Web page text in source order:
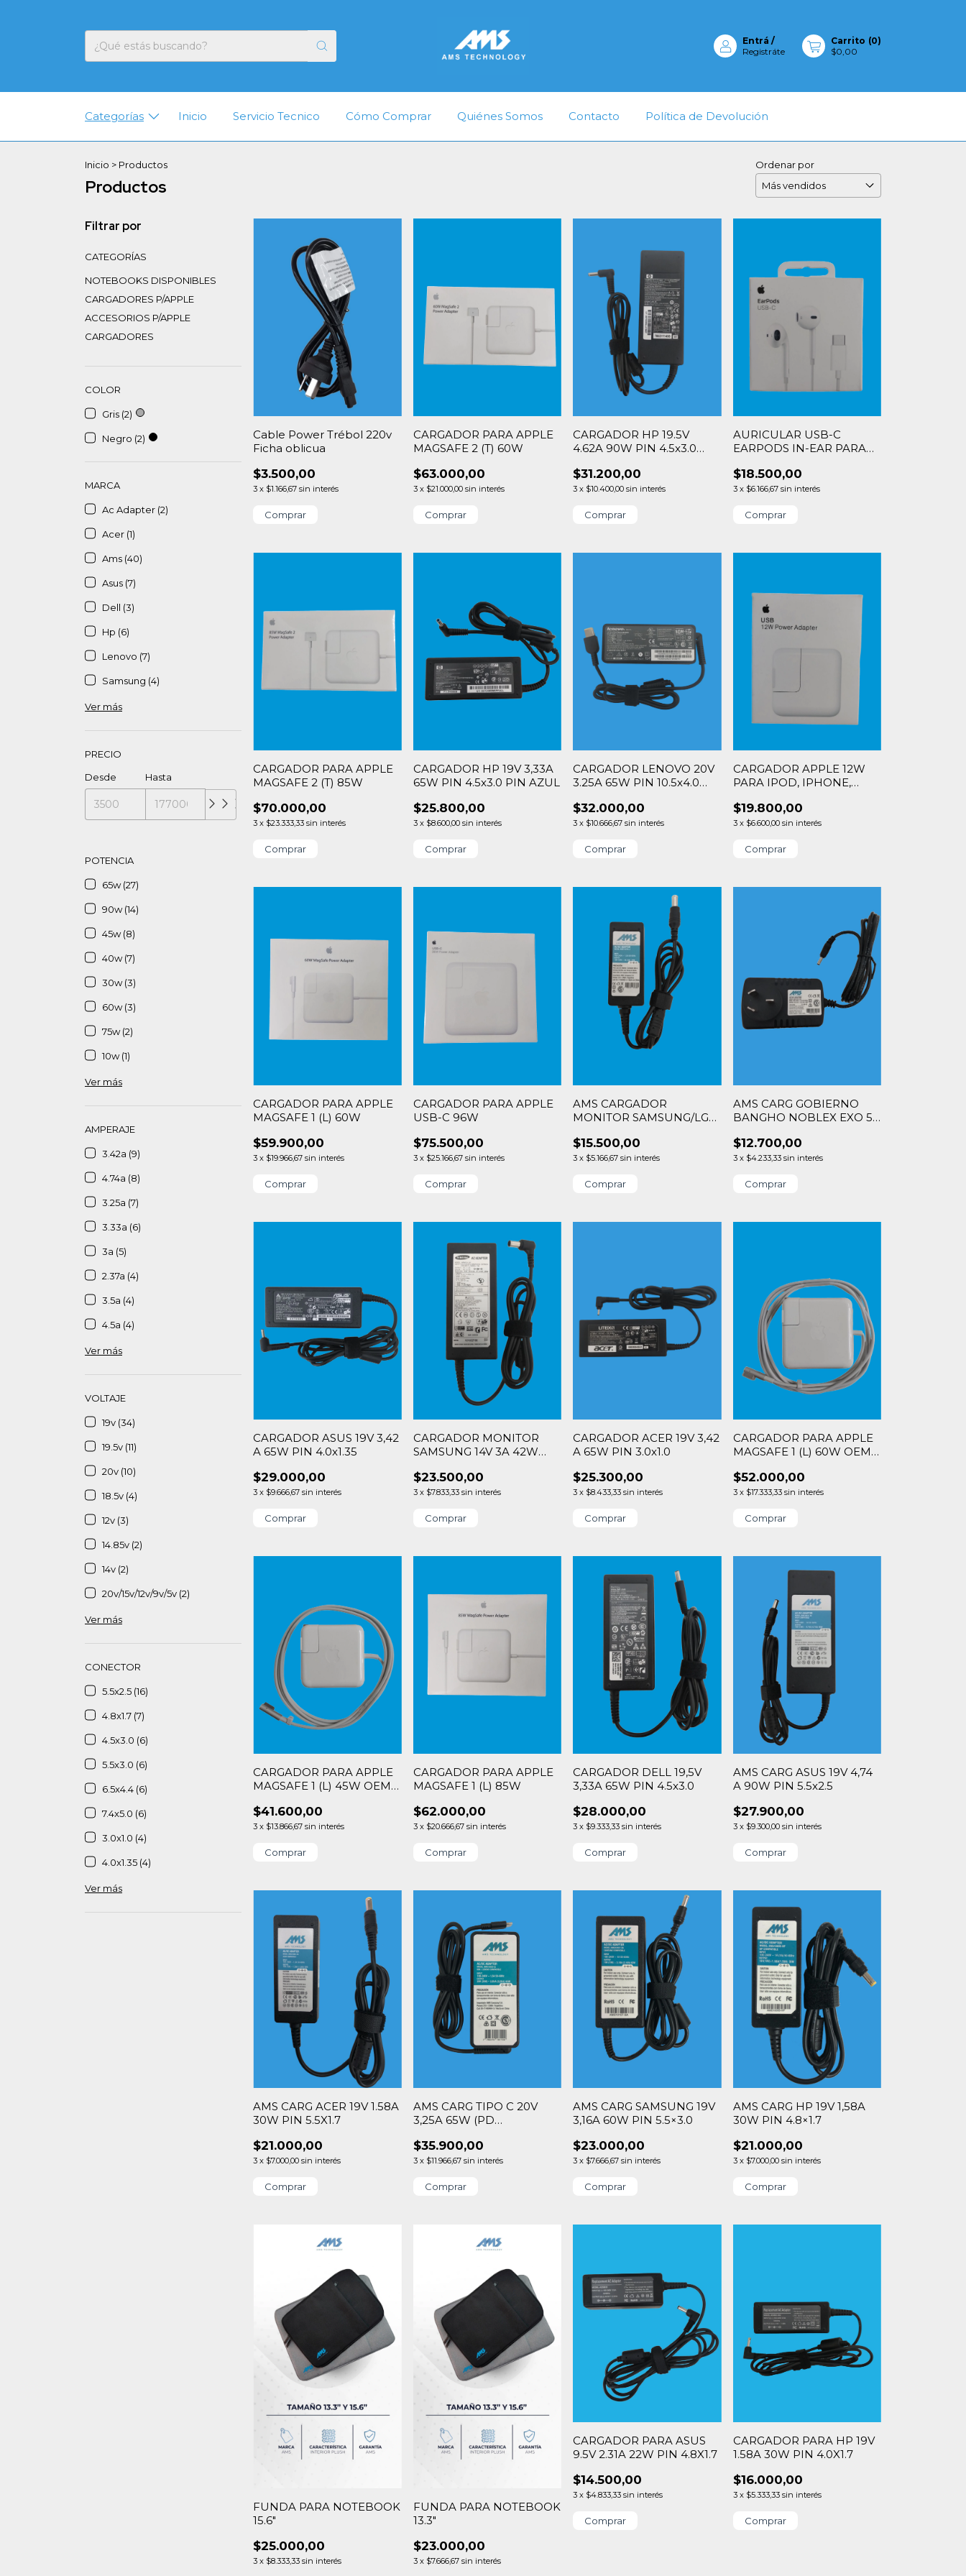
Entrá /
Registráte
Carrito (0)
$0,00
Categorías Inicio Servicio Tecnico Cómo Comprar Quiénes Somos Contacto Política de Devolución
Inicio > Productos
Productos
Ordenar por
Filtrar por
CATEGORÍAS
NOTEBOOKS DISPONIBLES
CARGADORES P/APPLE
ACCESORIOS P/APPLE
CARGADORES
COLOR
Gris (2)
Negro (2)
MARCA
Ac Adapter (2)
Acer (1)
Ams (40)
Asus (7)
Dell (3)
Hp (6)
Lenovo (7)
Samsung (4)
Ver más
PRECIO
Desde
Hasta
POTENCIA
65w (27)
90w (14)
45w (8)
40w (7)
30w (3)
60w (3)
75w (2)
10w (1)
Ver más
AMPERAJE
3.42a (9)
4.74a (8)
3.25a (7)
3.33a (6)
3a (5)
2.37a (4)
3.5a (4)
4.5a (4)
Ver más
VOLTAJE
19v (34)
19.5v (11)
20v (10)
18.5v (4)
12v (3)
14.85v (2)
14v (2)
20v/15v/12v/9v/5v (2)
Ver más
CONECTOR
5.5x2.5 (16)
4.8x1.7 (7)
4.5x3.0 (6)
5.5x3.0 (6)
6.5x4.4 (6)
7.4x5.0 (6)
3.0x1.0 (4)
4.0x1.35 (4)
Ver más
Cable Power Trébol 220v
Ficha oblicua
$3.500,00
3 x $1.166,67 sin interés
CARGADOR PARA APPLE
MAGSAFE 2 (T) 60W
$63.000,00
3 x $21.000,00 sin interés
CARGADOR HP 19.5V
4.62A 90W PIN 4.5x3.0
$31.200,00
3 x $10.400,00 sin interés
AURICULAR USB-C
EARPODS IN-EAR PARA
$18.500,00
3 x $6.166,67 sin interés
CARGADOR PARA APPLE
MAGSAFE 2 (T) 85W
$70.000,00
3 x $23.333,33 sin interés
CARGADOR HP 19V 3,33A
65W PIN 4.5x3.0 PIN AZUL
$25.800,00
3 x $8.600,00 sin interés
CARGADOR LENOVO 20V
3.25A 65W PIN 10.5x4.0
$32.000,00
3 x $10.666,67 sin interés
CARGADOR APPLE 12W
PARA IPOD, IPHONE,
$19.800,00
3 x $6.600,00 sin interés
CARGADOR PARA APPLE
MAGSAFE 1 (L) 60W
$59.900,00
3 x $19.966,67 sin interés
CARGADOR PARA APPLE
USB-C 96W
$75.500,00
3 x $25.166,67 sin interés
AMS CARGADOR
MONITOR SAMSUNG/LG
$15.500,00
3 x $5.166,67 sin interés
AMS CARG GOBIERNO
BANGHO NOBLEX EXO 5V
$12.700,00
3 x $4.233,33 sin interés
CARGADOR ASUS 19V 3,42
A 65W PIN 4.0x1.35
$29.000,00
3 x $9.666,67 sin interés
CARGADOR MONITOR
SAMSUNG 14V 3A 42W
$23.500,00
3 x $7.833,33 sin interés
CARGADOR ACER 19V 3,42
A 65W PIN 3.0x1.0
$25.300,00
3 x $8.433,33 sin interés
CARGADOR PARA APPLE
MAGSAFE 1 (L) 60W OEM
$52.000,00
3 x $17.333,33 sin interés
CARGADOR PARA APPLE
MAGSAFE 1 (L) 45W OEM
$41.600,00
3 x $13.866,67 sin interés
CARGADOR PARA APPLE
MAGSAFE 1 (L) 85W
$62.000,00
3 x $20.666,67 sin interés
CARGADOR DELL 19,5V
3,33A 65W PIN 4.5x3.0
$28.000,00
3 x $9.333,33 sin interés
AMS CARG ASUS 19V 4,74
A 90W PIN 5.5x2.5
$27.900,00
3 x $9.300,00 sin interés
AMS CARG ACER 19V 1.58A
30W PIN 5.5X1.7
$21.000,00
3 x $7.000,00 sin interés
AMS CARG TIPO C 20V
3,25A 65W (PD
$35.900,00
3 x $11.966,67 sin interés
AMS CARG SAMSUNG 19V
3,16A 60W PIN 5.5×3.0
$23.000,00
3 x $7.666,67 sin interés
AMS CARG HP 19V 1,58A
30W PIN 4.8×1.7
$21.000,00
3 x $7.000,00 sin interés
FUNDA PARA NOTEBOOK
15.6"
$25.000,00
3 x $8.333,33 sin interés
FUNDA PARA NOTEBOOK
13.3"
$23.000,00
3 x $7.666,67 sin interés
CARGADOR PARA ASUS
9.5V 2.31A 22W PIN 4.8X1.7
$14.500,00
3 x $4.833,33 sin interés
CARGADOR PARA HP 19V
1.58A 30W PIN 4.0X1.7
$16.000,00
3 x $5.333,33 sin interés